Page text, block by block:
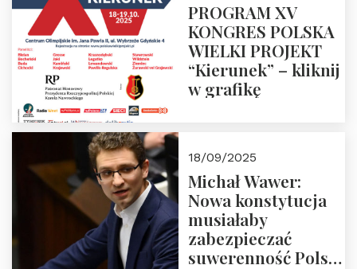
PROGRAM XV
KONGRES POLSKA
WIELKI PROJEKT
“Kierunek” – kliknij
w grafikę
18/09/2025
Michał Wawer:
Nowa konstytucja
musiałaby
zabezpieczać
suwerenność Polski